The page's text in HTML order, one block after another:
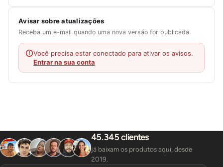
Avisar sobre atualizações
Receba um e-mail quando uma nova versão for publicada.
Você precisa estar conectado para ativar os avisos.
Entrar na sua conta
45.345 clientes
já baixam os produtos aqui, desde
2019.